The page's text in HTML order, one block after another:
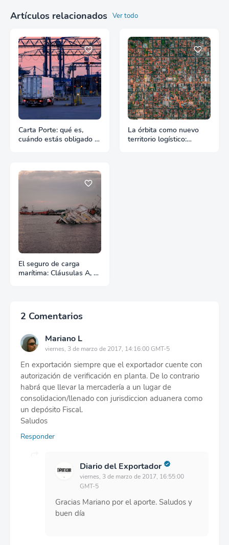
Artículos relacionados Ver todo
Carta Porte: qué es,
cuándo estás obligado y
La órbita como nuevo
territorio logístico:
El seguro de carga
marítima: Cláusulas A, B
2 Comentarios
Mariano L
viernes, 3 de marzo de 2017, 14:16:00 GMT-5
En exportación siempre que el exportador cuente con
autorización de verificación en planta. De lo contrario
habrá que llevar la mercadería a un lugar de
consolidacion/llenado con jurisdiccion aduanera como
un depósito Fiscal.
Saludos
Responder
Diario del Exportador
viernes, 3 de marzo de 2017, 16:55:00
GMT-5
Gracias Mariano por el aporte. Saludos y
buen día